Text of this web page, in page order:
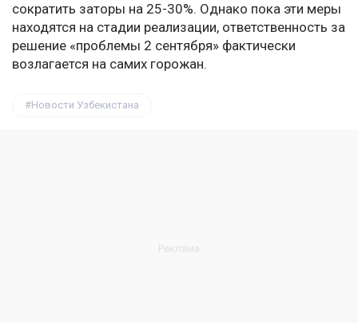
сократить заторы на 25-30%. Однако пока эти меры
находятся на стадии реализации, ответственность за
решение «проблемы 2 сентября» фактически
возлагается на самих горожан.
Новости Узбекистана